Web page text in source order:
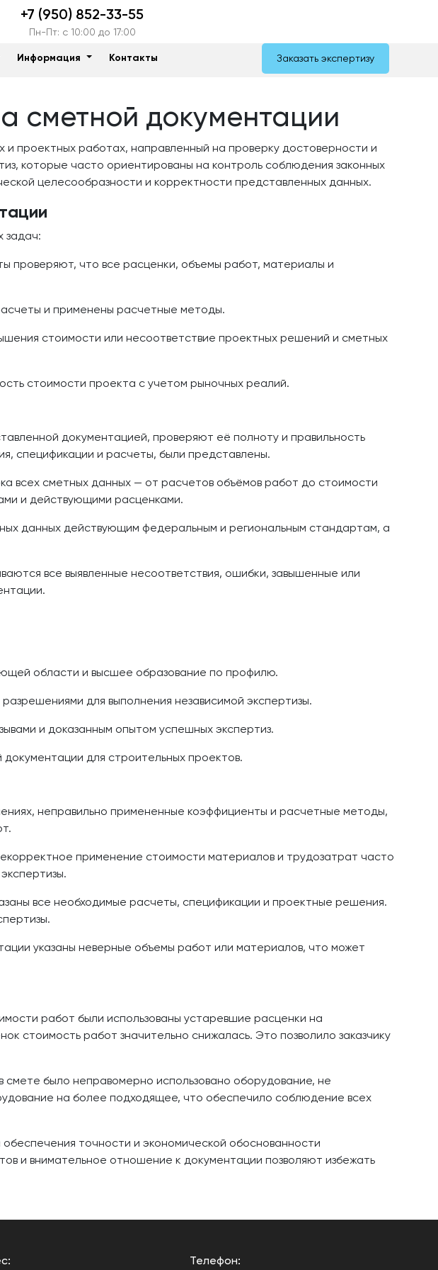
+7 (950) 852-33-55
Пн-Пт: c 10:00 до 17:00
Информация Контакты Заказать экспертизу
сметной документации
проектных работах, направленный на проверку достоверности и
которые часто ориентированы на контроль соблюдения законных
целесообразности и корректности представленных данных.
задач:
проверяют, что все расценки, объемы работ, материалы и
и применены расчетные методы.
стоимости или несоответствие проектных решений и сметных
стоимости проекта с учетом рыночных реалий.
документацией, проверяют её полноту и правильность
спецификации и расчеты, были представлены.
всех сметных данных — от расчетов объёмов работ до стоимости
и действующими расценками.
данных действующим федеральным и региональным стандартам, а
все выявленные несоответствия, ошибки, завышенные или
области и высшее образование по профилю.
для выполнения независимой экспертизы.
и доказанным опытом успешных экспертиз.
для строительных проектов.
неправильно примененные коэффициенты и расчетные методы,
применение стоимости материалов и трудозатрат часто
все необходимые расчеты, спецификации и проектные решения.
указаны неверные объемы работ или материалов, что может
работ были использованы устаревшие расценки на
стоимость работ значительно снижалась. Это позволило заказчику
смете было неправомерно использовано оборудование, не
на более подходящее, что обеспечило соблюдение всех
точности и экономической обоснованности
и внимательное отношение к документации позволяют избежать
Телефон: